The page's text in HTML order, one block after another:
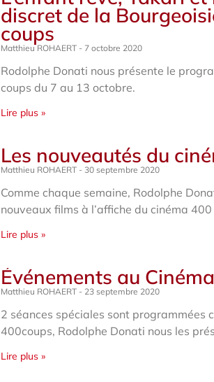
discret de la
coups
Matthieu ROHAERT 7 octobre 2020
Rodolphe Donati nous présente le
coups du 7 au 13 octobre.
Lire plus »
Les nouveautés du
Matthieu ROHAERT 30 septembre 2020
Comme chaque semaine, Rodolphe
nouveaux films à l’affiche du cinéma
Lire plus »
Événements au
Matthieu ROHAERT 23 septembre 2020
2 séances spéciales sont programmées
400coups, Rodolphe Donati nous les
Lire plus »